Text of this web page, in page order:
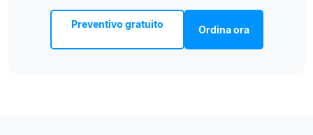
Preventivo gratuito Ordina ora